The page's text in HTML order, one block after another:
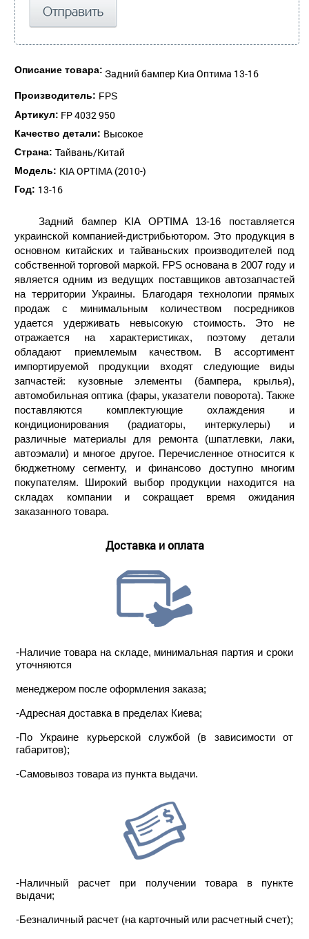
Описание товара: Задний бампер Киа Оптима 13-16
Производитель: FPS
Артикул: FP 4032 950
Качество детали: Высокое
Страна: Тайвань/Китай
Модель: KIA OPTIMA (2010-)
Год: 13-16
Задний бампер KIA OPTIMA 13-16 поставляется
украинской компанией-дистрибьютором. Это продукция в
основном китайских и тайваньских производителей под
собственной торговой маркой. FPS основана в 2007 году и
является одним из ведущих поставщиков автозапчастей
на территории Украины. Благодаря технологии прямых
продаж с минимальным количеством посредников
удается удерживать невысокую стоимость. Это не
отражается на характеристиках, поэтому детали
обладают приемлемым качеством. В ассортимент
импортируемой продукции входят следующие виды
запчастей: кузовные элементы (бампера, крылья),
автомобильная оптика (фары, указатели поворота). Также
поставляются комплектующие охлаждения и
кондиционирования (радиаторы, интеркулеры) и
различные материалы для ремонта (шпатлевки, лаки,
автоэмали) и многое другое. Перечисленное относится к
бюджетному сегменту, и финансово доступно многим
покупателям. Широкий выбор продукции находится на
складах компании и сокращает время ожидания
заказанного товара.
Доставка и оплата
-Наличие товара на складе, минимальная партия и сроки
уточняются
менеджером после оформления заказа;
-Адресная доставка в пределах Киева;
-По Украине курьерской службой (в зависимости от
габаритов);
-Самовывоз товара из пункта выдачи.
-Наличный расчет при получении товара в пункте
выдачи;
-Безналичный расчет (на карточный или расчетный счет);